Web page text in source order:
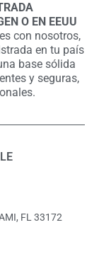
O EN EEUU
con nosotros,
en tu país
base sólida
y seguras,
FL 33172